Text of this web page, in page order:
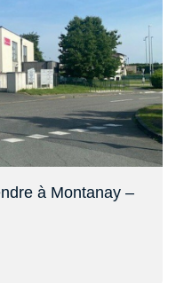
à Montanay –